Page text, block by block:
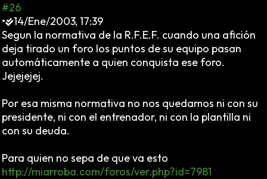
#26
•
14/Ene/2003, 17:39
Segun la normativa de la R.F.E.F. cuando una afición
deja tirado un foro los puntos de su equipo pasan
automáticamente a quien conquista ese foro.
Jejejejej.
Por esa misma normativa no nos quedamos ni con su
presidente, ni con el entrenador, ni con la plantilla ni
con su deuda.
Para quien no sepa de que va esto
http://miarroba.com/foros/ver.php?id=7981